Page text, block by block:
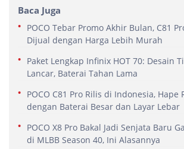
Baca Juga
POCO Tebar Promo Akhir Bulan, C81
Dijual dengan Harga Lebih Murah
Paket Lengkap Infinix HOT 70: Desain
Lancar, Baterai Tahan Lama
POCO C81 Pro Rilis di Indonesia, Hape
dengan Baterai Besar dan Layar Lebar
POCO X8 Pro Bakal Jadi Senjata Baru
di MLBB Season 40, Ini Alasannya